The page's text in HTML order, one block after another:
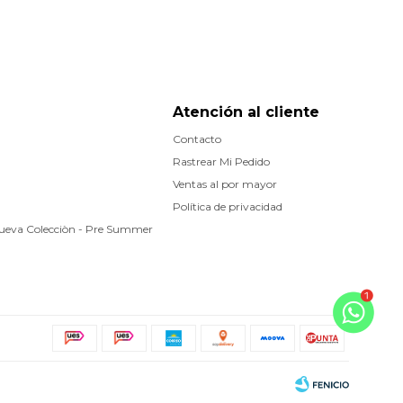
Atención al cliente
Contacto
Rastrear Mi Pedido
Ventas al por mayor
Política de privacidad
Colecciòn - Pre Summer